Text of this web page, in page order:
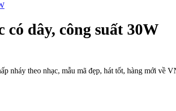
dây, công suất 30W
nháy theo nhạc, mẫu mã đẹp, hát tốt, hàng mới về